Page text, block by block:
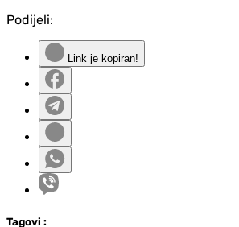
Podijeli:
Link je kopiran!
Tagovi :